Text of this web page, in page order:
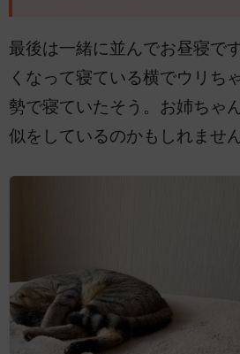
最後は一緒に並んでお昼寝で
くなって寝ている横でウリち
勢で寝ていたそう。お姉ちゃ
似をしているのかもしれません